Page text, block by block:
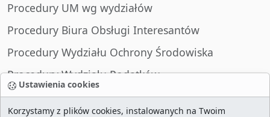
Ustawienia cookies
Korzystamy z plików cookies, instalowanych na Twoim
Procedury UM wg wydziałów
Procedury Biura Obsługi Interesantów
Procedury Wydziału Ochrony Środowiska
Procedury Wydziału Podatków
Procedury Wydziału Spraw Obywatelskich